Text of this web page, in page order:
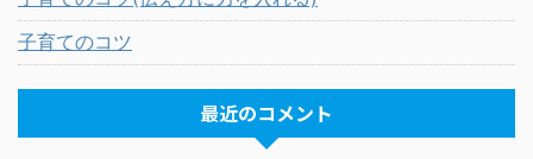
子育てのコツ
最近のコメント